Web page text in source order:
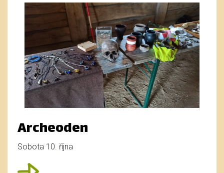
Archeoden
Sobota 10. října